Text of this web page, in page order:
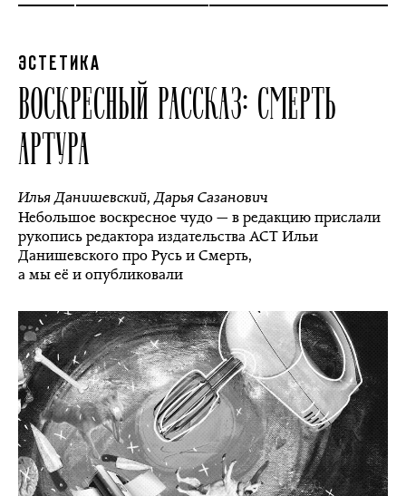
ЭСТЕТИКА
ВОСКРЕСНЫЙ РАССКАЗ: СМЕРТЬ
АРТУРА
Илья Данишевский,Дарья Сазанович
Небольшое воскресное чудо — в редакцию прислали
рукопись редактора издательства АСТ Ильи
Данишевского про Русь и Смерть,
а мы её и опубликовали